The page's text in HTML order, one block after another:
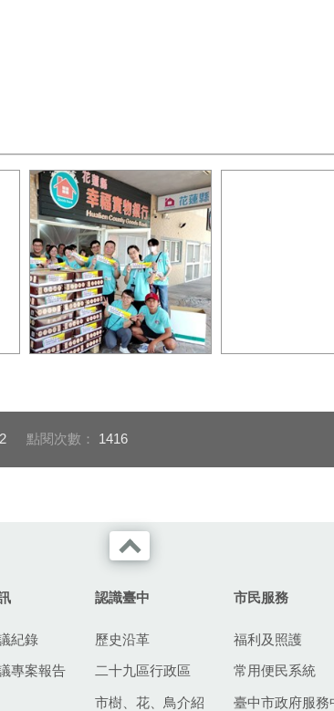
1
陪伴花蓮鄉親走
點閱次數： 1416
紀錄
專案報告
認識臺中
歷史沿革
二十九區行政區
市樹、花、鳥介紹
市民服務
福利及照護
常用便民系統
臺中市政府服務